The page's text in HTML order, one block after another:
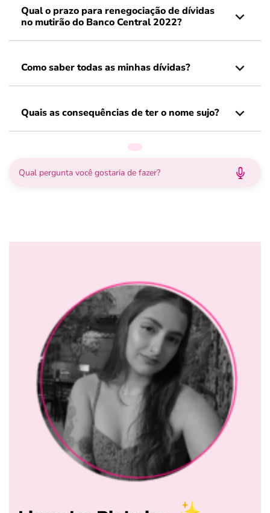
Qual o prazo para renegociação de dívidas
no mutirão do Banco Central 2022?
Como saber todas as minhas dívidas?
Quais as consequências de ter o nome sujo?